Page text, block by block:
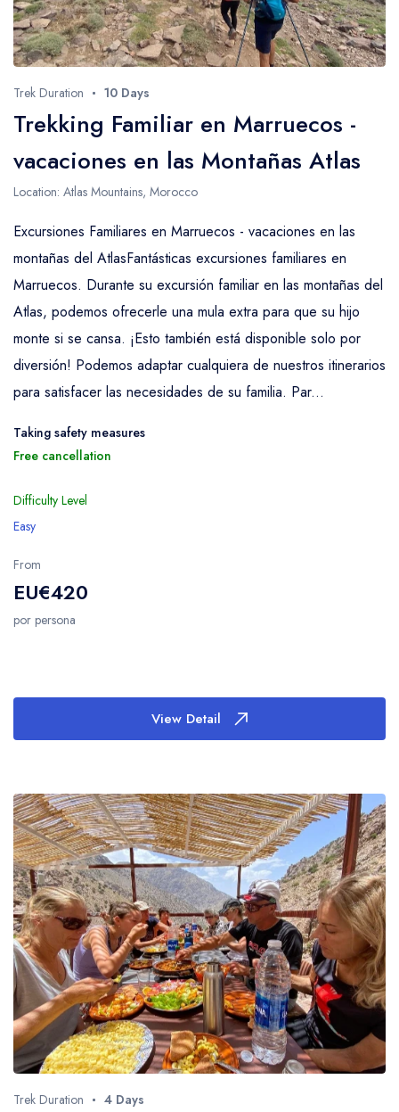
Trek Duration 10 Days
Trekking Familiar en Marruecos -
vacaciones en las Montañas Atlas
Location: Atlas Mountains, Morocco
Excursiones Familiares en Marruecos - vacaciones en las
montañas del AtlasFantásticas excursiones familiares en
Marruecos. Durante su excursión familiar en las montañas del
Atlas, podemos ofrecerle una mula extra para que su hijo
monte si se cansa. ¡Esto también está disponible solo por
diversión! Podemos adaptar cualquiera de nuestros itinerarios
para satisfacer las necesidades de su familia. Par...
Taking safety measures
Free cancellation
Difficulty Level
Easy
From
EU€420
por persona
View Detail
Trek Duration 4 Days